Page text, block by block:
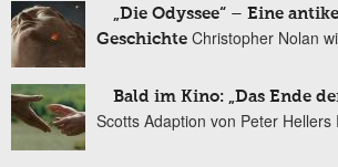
„Die Odyssee“ – Eine
Geschichte Christopher Nolan
Bald im Kino: „Das Ende
Scotts Adaption von Peter Hellers